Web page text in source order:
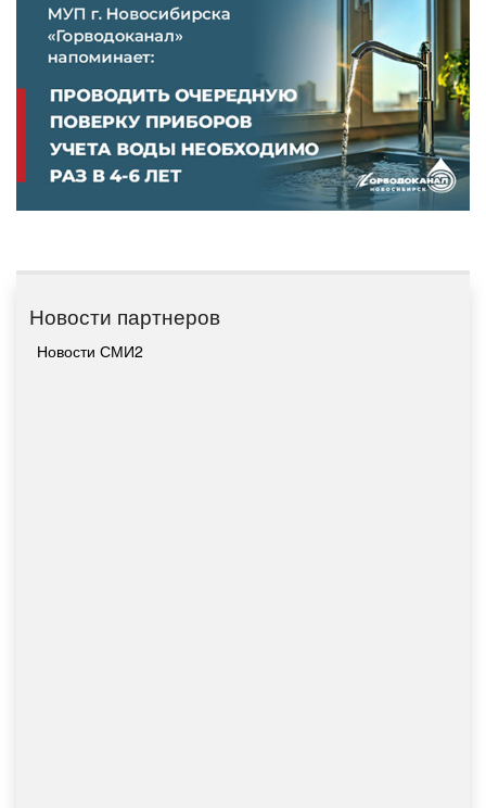
Новости партнеров
Новости СМИ2